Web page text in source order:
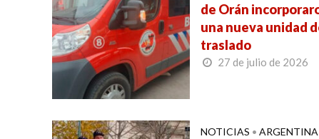
de Orán
una nueva unidad
traslado
27 de julio de 2026
NOTICIAS • ARGENTINA